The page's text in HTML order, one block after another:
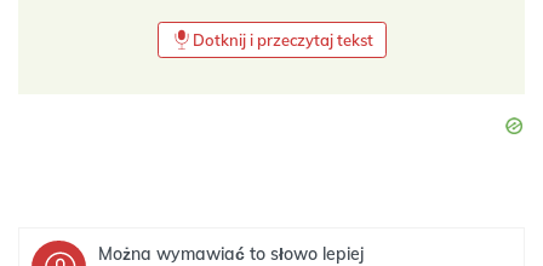
Dotknij i przeczytaj tekst
Można wymawiać to słowo lepiej